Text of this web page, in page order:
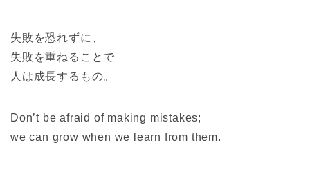
失敗を恐れずに、
失敗を重ねることで
人は成長するもの。
Don’t be afraid of making mistakes;
we can grow when we learn from them.